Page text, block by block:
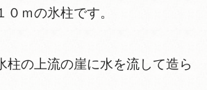
ｍの氷柱です。
柱の上流の崖に水を流して造ら